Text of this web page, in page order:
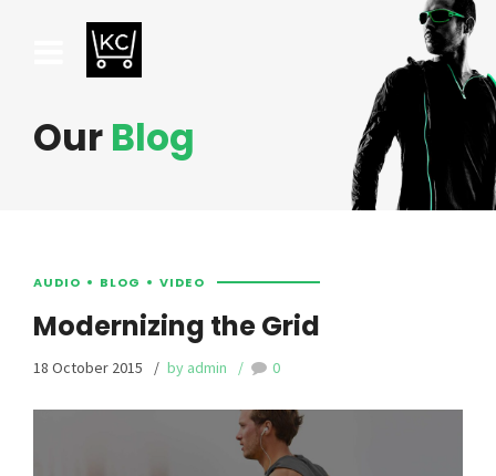
OurBlog
AUDIO BLOG VIDEO
Modernizing the Grid
18 October 2015 by admin 0